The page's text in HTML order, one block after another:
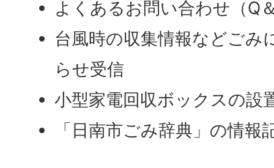
よくあるお問い合わせ（Q
台風時の収集情報などごみ
らせ受信
小型家電回収ボックスの設
「日南市ごみ辞典」の情報